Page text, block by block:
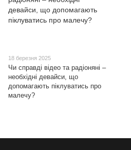
18 березня 2025
Чи справді відео та радіоняні –
необхідні девайси, що
допомагають піклуватись про
малечу?